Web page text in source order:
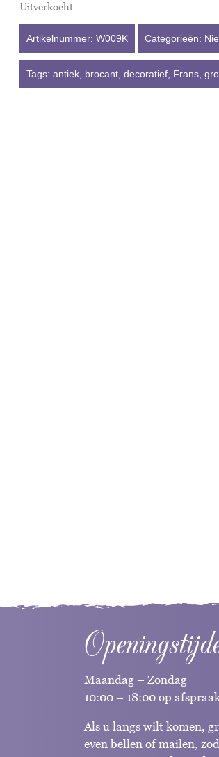
Uitverkocht
Artikelnummer:W009K Categorieën:
Tags:antiek, brocant,decoratief, Frans,
Maandag – Zondag
10:00 – 18:00 op
Als u langs wilt komen,
even bellen of mailen,